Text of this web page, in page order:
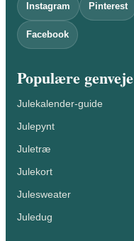
Instagram Pinterest
Facebook
Populære genveje
Julekalender-guide
Julepynt
Juletræ
Julekort
Julesweater
Juledug